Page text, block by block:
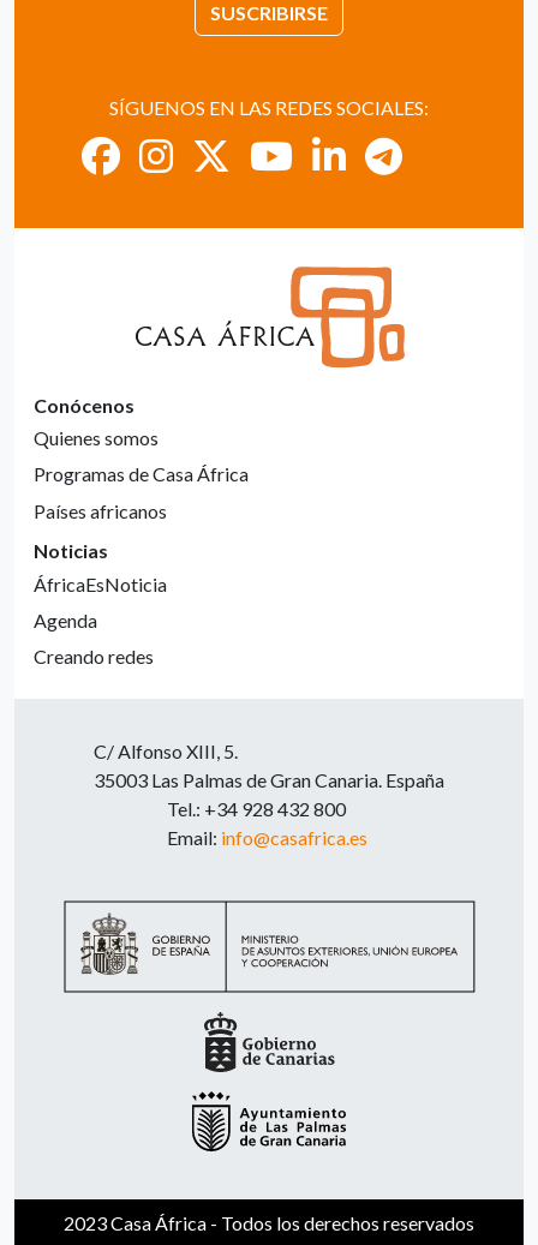
SUSCRIBIRSE
SÍGUENOS EN LAS REDES SOCIALES:
Conócenos
Quienes somos
Programas de Casa África
Países africanos
Noticias
ÁfricaEsNoticia
Agenda
Creando redes
C/ Alfonso XIII, 5.
35003 Las Palmas de Gran Canaria. España
Tel.: +34 928 432 800
Email: info@casafrica.es
2023 Casa África - Todos los derechos reservados